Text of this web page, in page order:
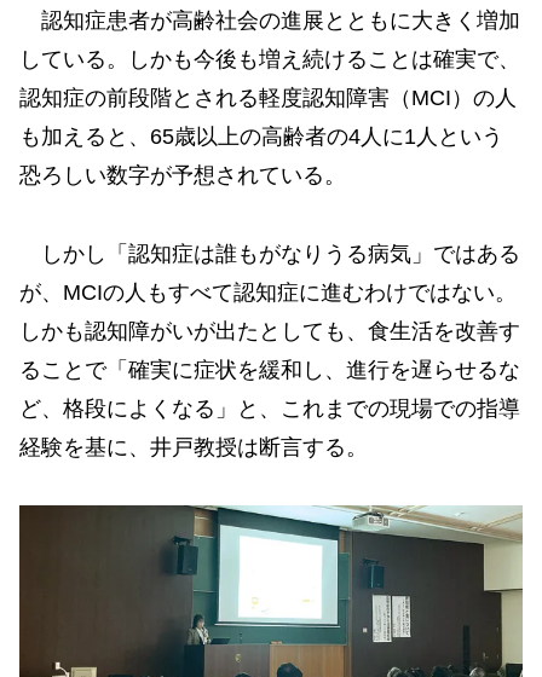
認知症患者が高齢社会の進展とともに大きく増加
している。しかも今後も増え続けることは確実で、
認知症の前段階とされる軽度認知障害（MCI）の人
も加えると、65歳以上の高齢者の4人に1人という
恐ろしい数字が予想されている。
しかし「認知症は誰もがなりうる病気」ではある
が、MCIの人もすべて認知症に進むわけではない。
しかも認知障がいが出たとしても、食生活を改善す
ることで「確実に症状を緩和し、進行を遅らせるな
ど、格段によくなる」と、これまでの現場での指導
経験を基に、井戸教授は断言する。